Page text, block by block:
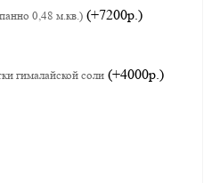
0,48 м.кв.)(+7200р.)
гималайской соли(+4000р.)